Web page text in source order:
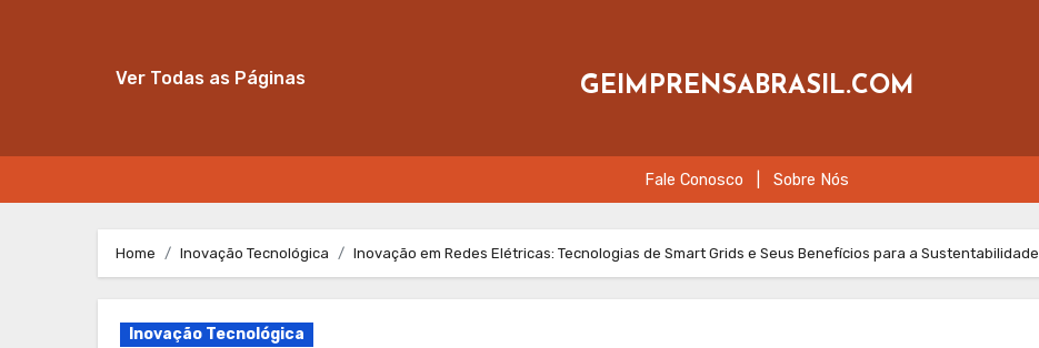
Ver Todas as Páginas GEIMPRENSABRASIL.COM
Fale Conosco Sobre Nós
Home Inovação Tecnológica Inovação em Redes Elétricas: Tecnologias de Smart Grids e Seus Benefícios para a Sustentabilidade
Inovação Tecnológica